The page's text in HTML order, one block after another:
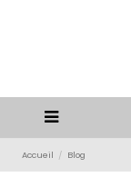
Accueil Blog